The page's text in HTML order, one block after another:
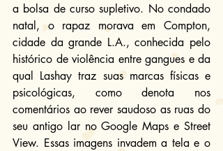
a bolsa de curso supletivo. No condado
natal, o rapaz morava em Compton,
cidade da grande L.A., conhecida pelo
histórico de violência entre gangues e da
qual Lashay traz suas marcas físicas e
psicológicas, como denota nos
comentários ao rever saudoso as ruas do
seu antigo lar no Google Maps e Street
View. Essas imagens invadem a tela e o